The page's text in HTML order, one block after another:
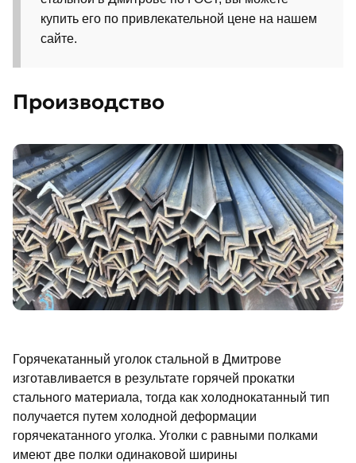
купить его по привлекательной цене на нашем
сайте.
Производство
Горячекатанный уголок стальной в Дмитрове
изготавливается в результате горячей прокатки
стального материала, тогда как холоднокатанный тип
получается путем холодной деформации
горячекатанного уголка. Уголки с равными полками
имеют две полки одинаковой ширины